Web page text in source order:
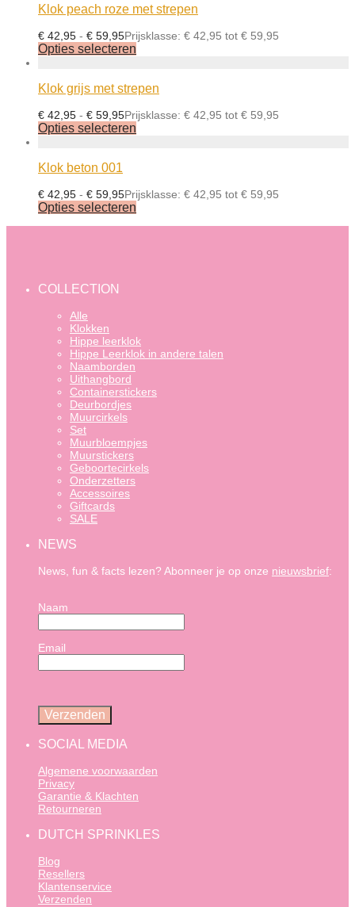
Klok peach roze met strepen
€ 42,95 - € 59,95Prijsklasse: € 42,95 tot € 59,95
Opties selecteren
Klok grijs met strepen
€ 42,95 - € 59,95Prijsklasse: € 42,95 tot € 59,95
Opties selecteren
Klok beton 001
€ 42,95 - € 59,95Prijsklasse: € 42,95 tot € 59,95
Opties selecteren
COLLECTION
Alle
Klokken
Hippe leerklok
Hippe Leerklok in andere talen
Naamborden
Uithangbord
Containerstickers
Deurbordjes
Muurcirkels
Set
Muurbloempjes
Muurstickers
Geboortecirkels
Onderzetters
Accessoires
Giftcards
SALE
NEWS
News, fun & facts lezen? Abonneer je op onze nieuwsbrief:
Naam
Email
SOCIAL MEDIA
Algemene voorwaarden
Privacy
Garantie & Klachten
Retourneren
DUTCH SPRINKLES
Blog
Resellers
Klantenservice
Verzenden